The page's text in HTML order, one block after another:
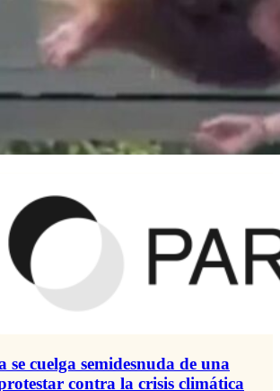
cuelga semidesnuda de una
contra la crisis climática